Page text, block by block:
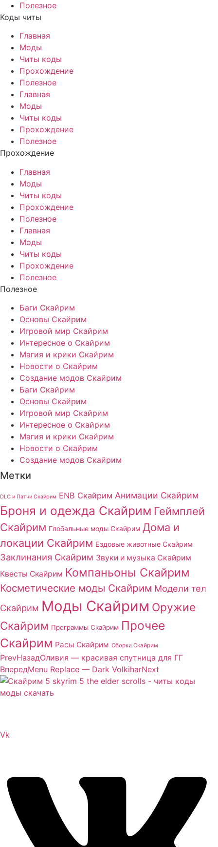
Полезное
Коды читы
Главная
Моды
Читы коды
Прохождение
Полезное
Главная
Моды
Читы коды
Прохождение
Полезное
Прохождение
Главная
Моды
Читы коды
Прохождение
Полезное
Главная
Моды
Читы коды
Прохождение
Полезное
Полезное
Баги Скайрим
Основы Скайрим
Игровой мир Скайрим
Интересное о Скайрим
Магия и крики Скайрим
Новости о Скайрим
Создание модов Скайрим
Баги Скайрим
Основы Скайрим
Игровой мир Скайрим
Интересное о Скайрим
Магия и крики Скайрим
Новости о Скайрим
Создание модов Скайрим
Метки
DLC и Патчи Скайрим ENB Скайрим Анимации Скайрим
Броня и одежда Скайрим Геймплей
Скайрим Глобальные моды Скайрим Дома и
локации Скайрим Ездовые животные Скайрим
Заклинания Скайрим Звуки и музыка Скайрим
Квесты Скайрим Компаньоны Скайрим
Косметические моды Скайрим Модели тел
Скайрим Моды Скайрим Оружие
Скайрим Программы Скайрим Прочее
Скайрим Расы Скайрим Сборки Скайрим
PrevНазадОливия — красивая спутница для ГГ
ВпередMenu Replace — Dark VolkiharNext
Vk